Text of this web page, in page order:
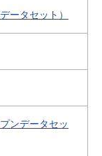
ータセット）
ンデータセッ